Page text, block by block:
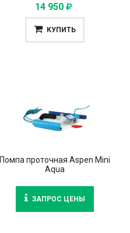
14 950
КУПИТЬ
Помпа проточная Aspen Mini
Aqua
ЗАПРОС ЦЕНЫ